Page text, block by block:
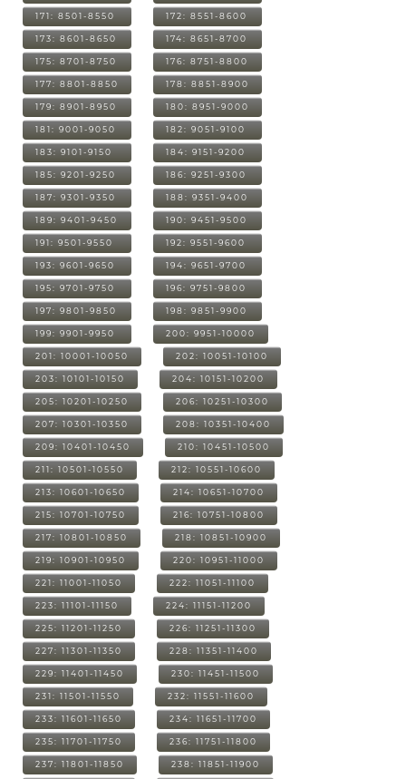
171: 8501-8550 172: 8551-8600
173: 8601-8650 174: 8651-8700
175: 8701-8750 176: 8751-8800
177: 8801-8850 178: 8851-8900
179: 8901-8950 180: 8951-9000
181: 9001-9050 182: 9051-9100
183: 9101-9150 184: 9151-9200
185: 9201-9250 186: 9251-9300
187: 9301-9350 188: 9351-9400
189: 9401-9450 190: 9451-9500
191: 9501-9550 192: 9551-9600
193: 9601-9650 194: 9651-9700
195: 9701-9750 196: 9751-9800
197: 9801-9850 198: 9851-9900
199: 9901-9950 200: 9951-10000
201: 10001-10050 202: 10051-10100
203: 10101-10150 204: 10151-10200
205: 10201-10250 206: 10251-10300
207: 10301-10350 208: 10351-10400
209: 10401-10450 210: 10451-10500
211: 10501-10550 212: 10551-10600
213: 10601-10650 214: 10651-10700
215: 10701-10750 216: 10751-10800
217: 10801-10850 218: 10851-10900
219: 10901-10950 220: 10951-11000
221: 11001-11050 222: 11051-11100
223: 11101-11150 224: 11151-11200
225: 11201-11250 226: 11251-11300
227: 11301-11350 228: 11351-11400
229: 11401-11450 230: 11451-11500
231: 11501-11550 232: 11551-11600
233: 11601-11650 234: 11651-11700
235: 11701-11750 236: 11751-11800
237: 11801-11850 238: 11851-11900